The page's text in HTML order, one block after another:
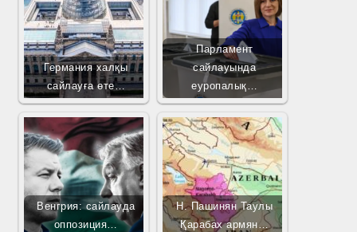
Германия халқы
сайлауға өте…
Парламент
сайлауында
еуропалық…
Венгрия: сайлауда
оппозиция…
Н. Пашинян Таулы
Қарабах армян…